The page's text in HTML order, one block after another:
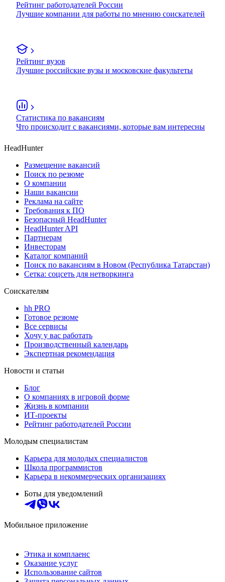
Рейтинг работодателей России
Лучшие компании для работы по мнению соискателей
Рейтинг вузов
Лучшие российские вузы и московские факультеты
Статистика по вакансиям
Что происходит с вакансиями, которые вам интересны
HeadHunter
Размещение вакансий
Поиск по резюме
О компании
Наши вакансии
Реклама на сайте
Требования к ПО
Безопасный HeadHunter
HeadHunter API
Партнерам
Инвесторам
Каталог компаний
Поиск по вакансиям в Новом (Республика Татарстан)
Сетка: соцсеть для нетворкинга
Соискателям
hh PRO
Готовое резюме
Все сервисы
Хочу у вас работать
Производственный календарь
Экспертная рекомендация
Новости и статьи
Блог
О компаниях в игровой форме
Жизнь в компании
ИТ-проекты
Рейтинг работодателей России
Молодым специалистам
Карьера для молодых специалистов
Школа программистов
Карьера в некоммерческих организациях
Боты для уведомлений
Мобильное приложение
Этика и комплаенс
Оказание услуг
Использование сайтов